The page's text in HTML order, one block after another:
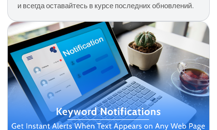
и всегда оставайтесь в курсе последних обновлений.